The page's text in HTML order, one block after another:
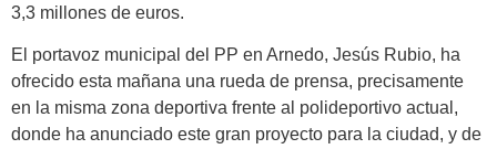
3,3 millones de euros.
El portavoz municipal del PP en Arnedo, Jesús Rubio, ha
ofrecido esta mañana una rueda de prensa, precisamente
en la misma zona deportiva frente al polideportivo actual,
donde ha anunciado este gran proyecto para la ciudad, y de